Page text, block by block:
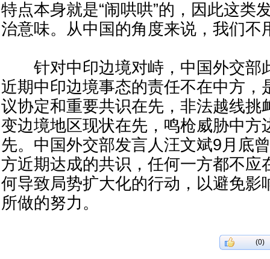
特点本身就是“闹哄哄”的，因此这类
治意味。从中国的角度来说，我们不
针对中印边境对峙，中国外交部
近期中印边境事态的责任不在中方，
议协定和重要共识在先，非法越线挑
变边境地区现状在先，鸣枪威胁中方
先。中国外交部发言人汪文斌9月底
方近期达成的共识，任何一方都不应
何导致局势扩大化的行动，以避免影
所做的努力。
(0)